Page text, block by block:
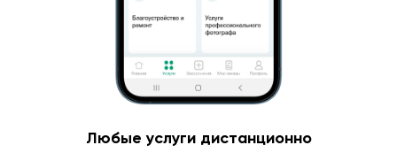
Любые услуги дистанционно